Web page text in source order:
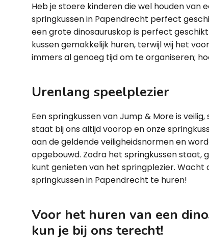
Heb je stoere kinderen die wel houden van
springkussen in Papendrecht perfect
een grote dinosauruskop is perfect
kussen gemakkelijk huren, terwijl wij het
immers al genoeg tijd om te organiseren;
Urenlang speelplezier
Een springkussen van Jump & More is
staat bij ons altijd voorop en onze
aan de geldende veiligheidsnormen en
opgebouwd. Zodra het springkussen staat,
kunt genieten van het springplezier. Wacht
springkussen in Papendrecht te huren!
Voor het huren van een
kun je bij ons terecht!